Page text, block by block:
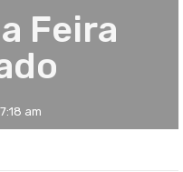
Feira
7:18 am